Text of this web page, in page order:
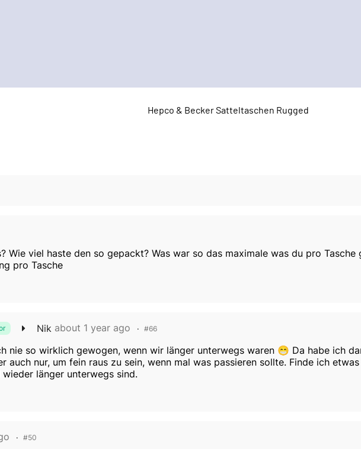
Hepco & Becker Satteltaschen Rugged
Wie viel haste den so gepackt? Was war so das maximale was du pro Tasche
pro Tasche
Nik about 1 year ago #66
nie so wirklich gewogen, wenn wir länger unterwegs waren 😁 Da habe ich
auch nur, um fein raus zu sein, wenn mal was passieren sollte. Finde ich
länger unterwegs sind.
#50